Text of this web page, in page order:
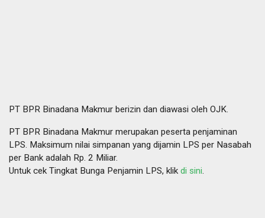
PT BPR Binadana Makmur berizin dan diawasi oleh OJK.
PT BPR Binadana Makmur merupakan peserta penjaminan
LPS. Maksimum nilai simpanan yang dijamin LPS per Nasabah
per Bank adalah Rp. 2 Miliar.
Untuk cek Tingkat Bunga Penjamin LPS, klik di sini.